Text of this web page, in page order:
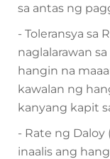
sa antas ng
- Toleransya sa
naglalarawan
hangin na
kawalan ng
kanyang kapit
- Rate ng Daloy
inaalis ang